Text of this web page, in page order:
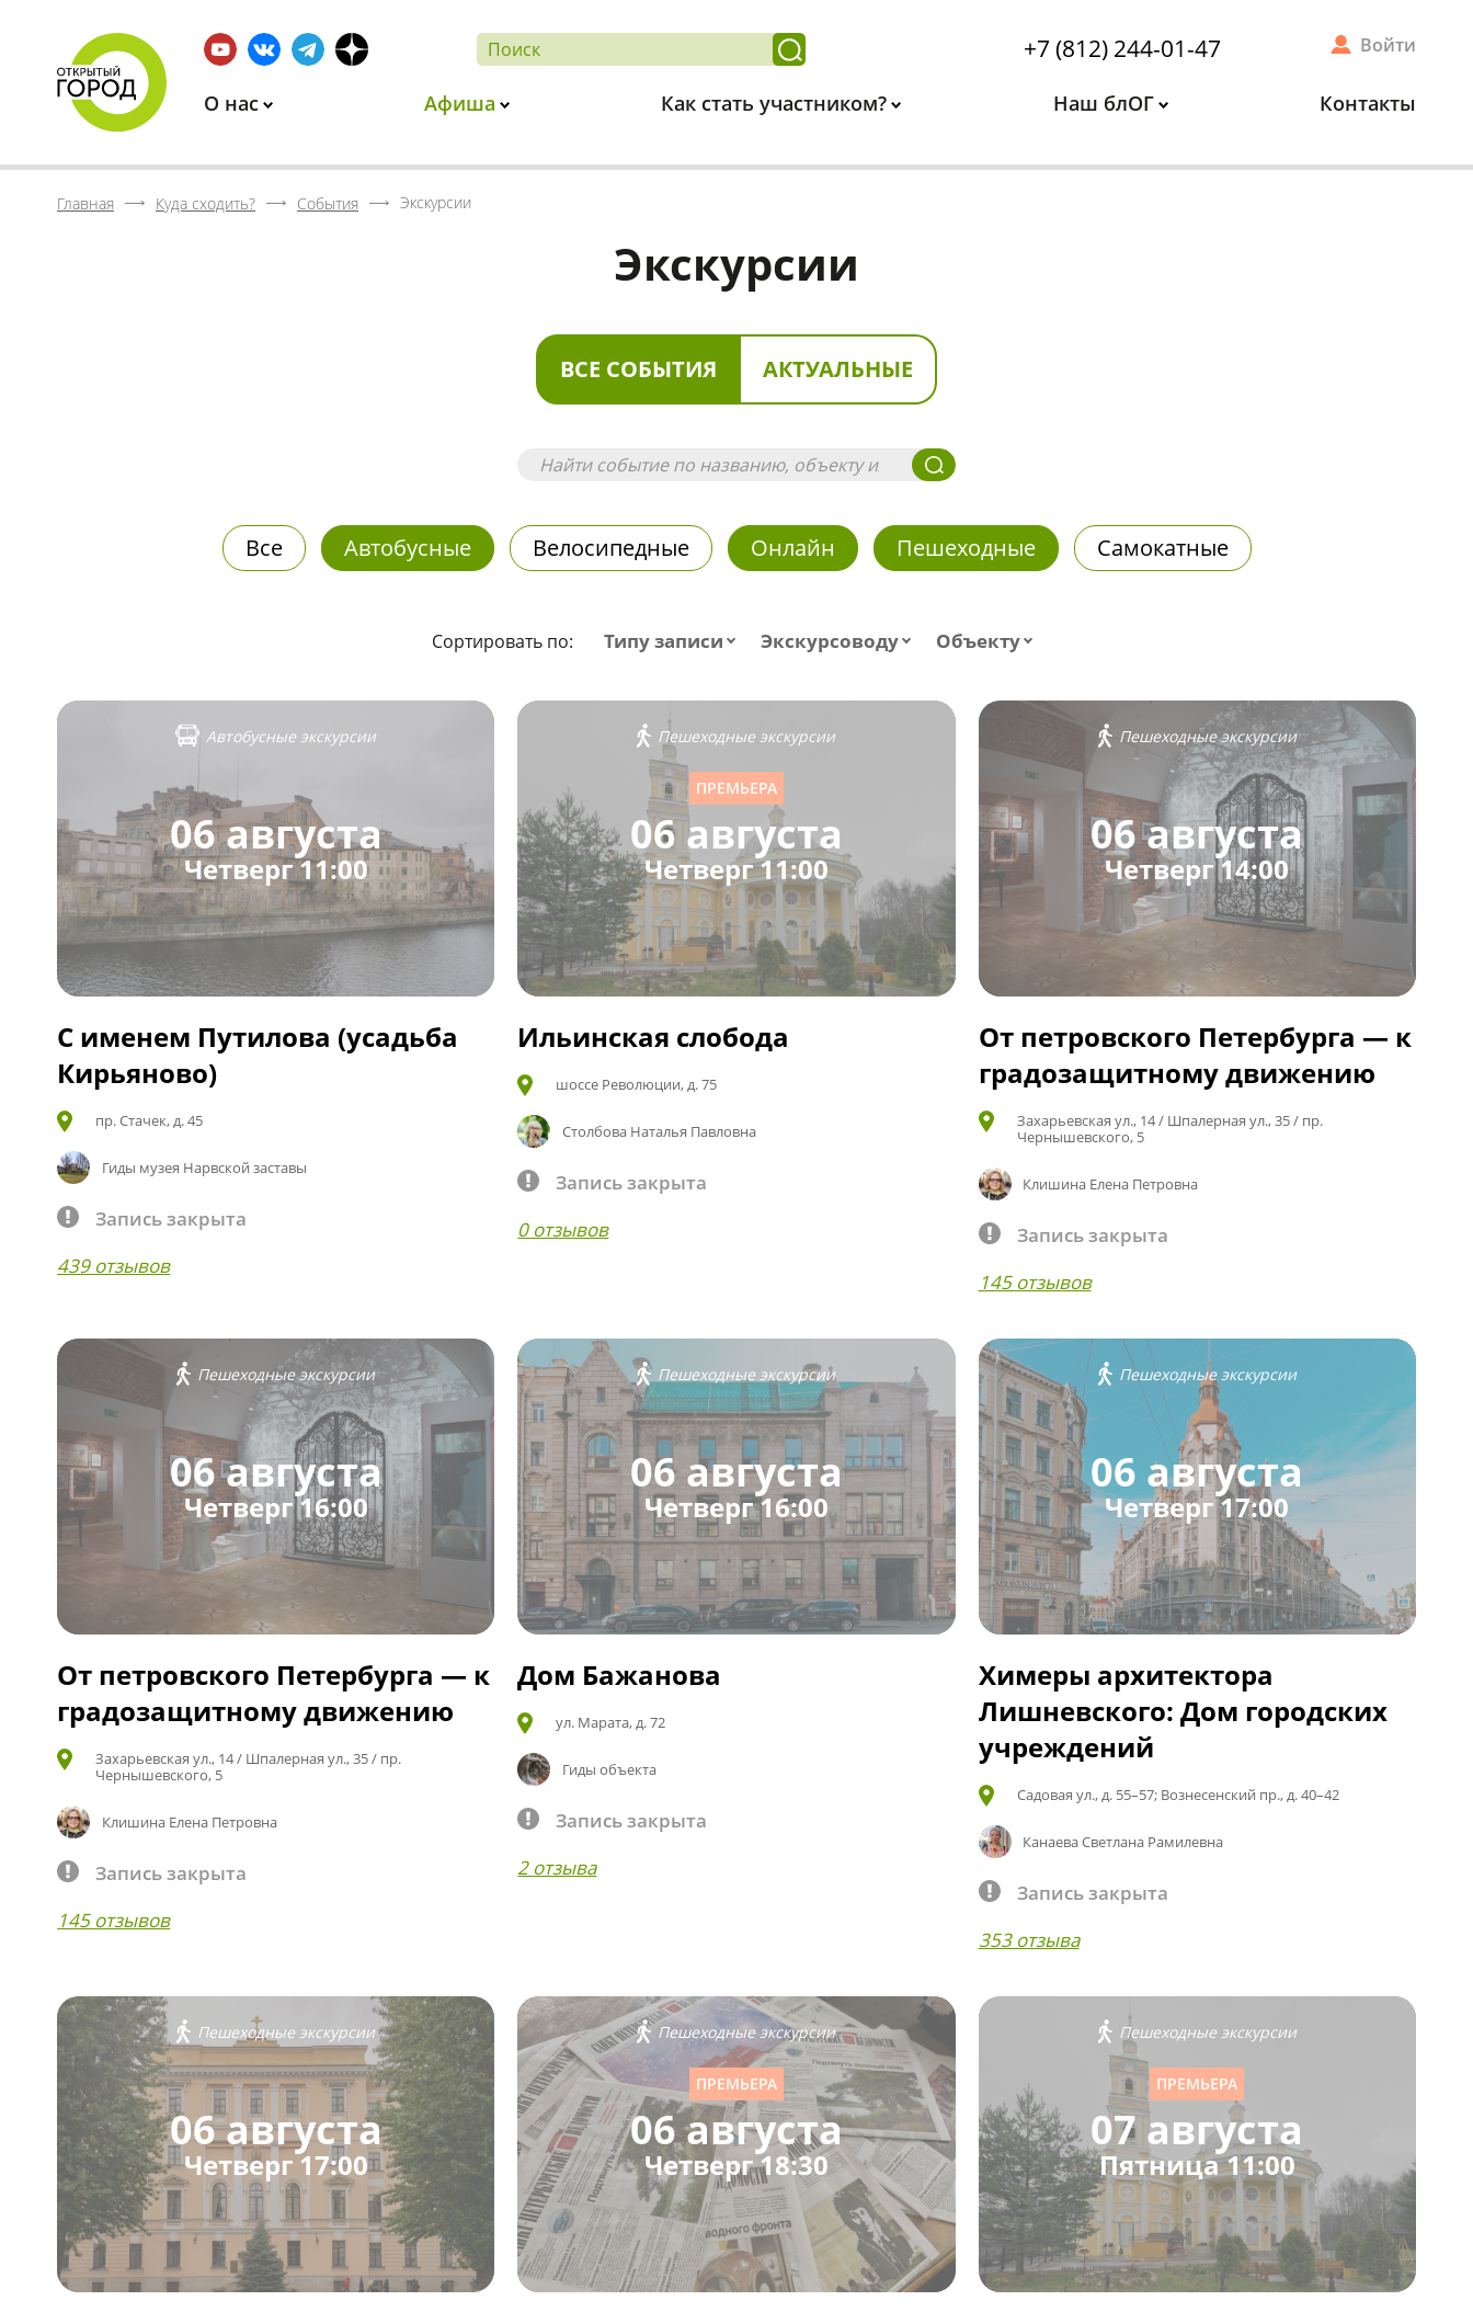
+7 (812) 244-01-47 Войти
О нас Афиша Как стать участником? Наш блОГ Контакты
Главная Куда сходить? События Экскурсии
Экскурсии
ВСЕ СОБЫТИЯ АКТУАЛЬНЫЕ
Все Автобусные Велосипедные Онлайн Пешеходные Самокатные
Сортировать по: Типу записи Экскурсоводу Объекту
Автобусные экскурсии
06 августа
Четверг 11:00
С именем Путилова (усадьба
Кирьяново)
пр. Стачек, д. 45
Гиды музея Нарвской заставы
Запись закрыта
439 отзывов
Пешеходные экскурсии
ПРЕМЬЕРА
06 августа
Четверг 11:00
Ильинская слобода
шоссе Революции, д. 75
Столбова Наталья Павловна
Запись закрыта
0 отзывов
Пешеходные экскурсии
06 августа
Четверг 14:00
От петровского Петербурга — к
градозащитному движению
Захарьевская ул., 14 / Шпалерная ул., 35 / пр.
Чернышевского, 5
Клишина Елена Петровна
Запись закрыта
145 отзывов
Пешеходные экскурсии
06 августа
Четверг 16:00
От петровского Петербурга — к
градозащитному движению
Захарьевская ул., 14 / Шпалерная ул., 35 / пр.
Чернышевского, 5
Клишина Елена Петровна
Запись закрыта
145 отзывов
Пешеходные экскурсии
06 августа
Четверг 16:00
Дом Бажанова
ул. Марата, д. 72
Гиды объекта
Запись закрыта
2 отзыва
Пешеходные экскурсии
06 августа
Четверг 17:00
Химеры архитектора
Лишневского: Дом городских
учреждений
Садовая ул., д. 55–57; Вознесенский пр., д. 40–42
Канаева Светлана Рамилевна
Запись закрыта
353 отзыва
Пешеходные экскурсии
06 августа
Четверг 17:00
Пешеходные экскурсии
ПРЕМЬЕРА
06 августа
Четверг 18:30
Пешеходные экскурсии
ПРЕМЬЕРА
07 августа
Пятница 11:00